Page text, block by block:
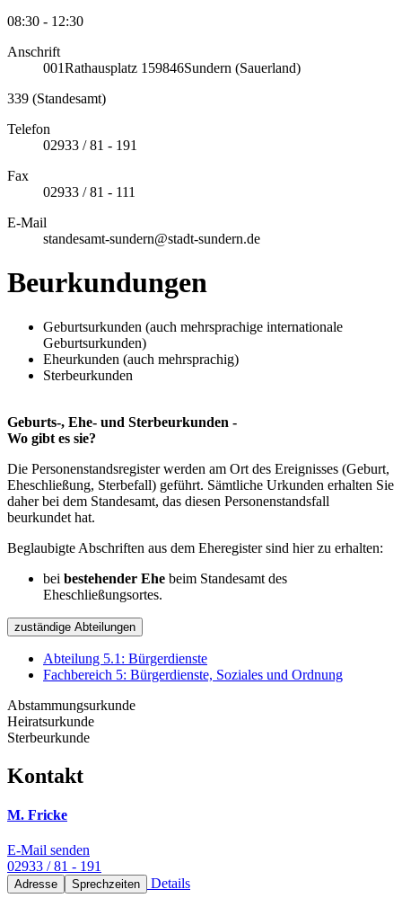
08:30 - 12:30
Anschrift
001Rathausplatz 1 59846Sundern (Sauerland)
339 (Standesamt)
Telefon
02933 / 81 - 191
Fax
02933 / 81 - 111
E-Mail
standesamt-sundern@stadt-sundern.de
Beurkundungen
Geburtsurkunden (auch mehrsprachige internationale
Geburtsurkunden)
Eheurkunden (auch mehrsprachig)
Sterbeurkunden
Geburts-, Ehe- und Sterbeurkunden -
Wo gibt es sie?
Die Personenstandsregister werden am Ort des Ereignisses (Geburt,
Eheschließung, Sterbefall) geführt. Sämtliche Urkunden erhalten Sie
daher bei dem Standesamt, das diesen Personenstandsfall
beurkundet hat.
Beglaubigte Abschriften aus dem Eheregister sind hier zu erhalten:
bei bestehender Ehe beim Standesamt des
Eheschließungsortes.
zuständige Abteilungen
Abteilung 5.1: Bürgerdienste
Fachbereich 5: Bürgerdienste, Soziales und Ordnung
Abstammungsurkunde
Heiratsurkunde
Sterbeurkunde
Kontakt
M. Fricke
E-Mail senden
02933 / 81 - 191
Adresse Sprechzeiten Details